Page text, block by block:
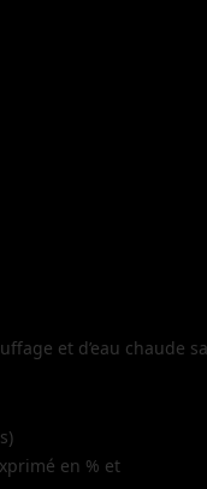
et d’eau
en % et